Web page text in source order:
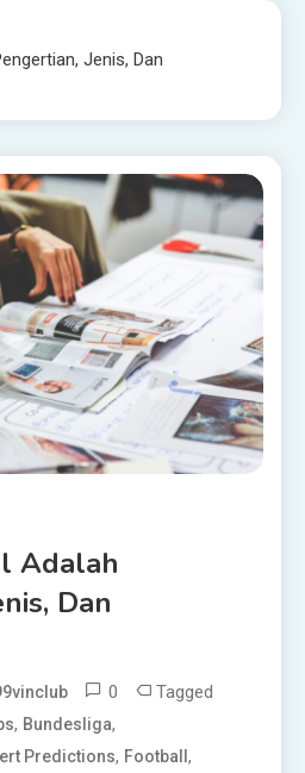
Jenis, Dan
Adalah
Dan
0 Tagged
, Bundesliga,
Predictions, Football ,